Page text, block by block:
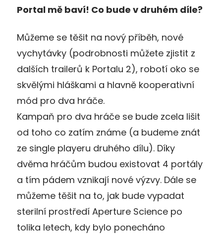
Portal mě baví! Co bude v druhém díle?
Můžeme se těšit na nový příběh, nové
vychytávky (podrobnosti můžete zjistit z
dalších trailerů k Portalu 2), robotí oko se
skvělými hláškami a hlavně kooperativní
mód pro dva hráče.
Kampaň pro dva hráče se bude zcela lišit
od toho co zatím známe (a budeme znát
ze single playeru druhého dílu). Díky
dvěma hráčům budou existovat 4 portály
a tím pádem vznikají nové výzvy. Dále se
můžeme těšit na to, jak bude vypadat
sterilní prostředí Aperture Science po
tolika letech, kdy bylo ponecháno